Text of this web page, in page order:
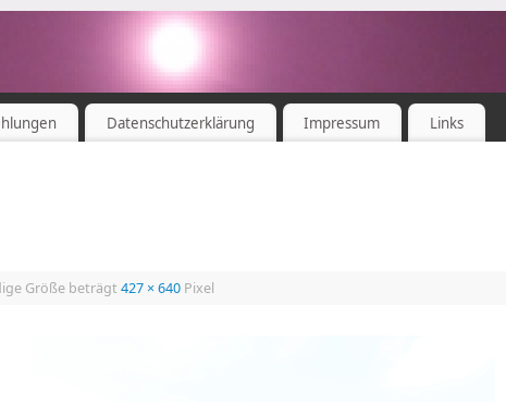
Datenschutzerklärung Impressum Links
Größe beträgt 427 × 640 Pixel